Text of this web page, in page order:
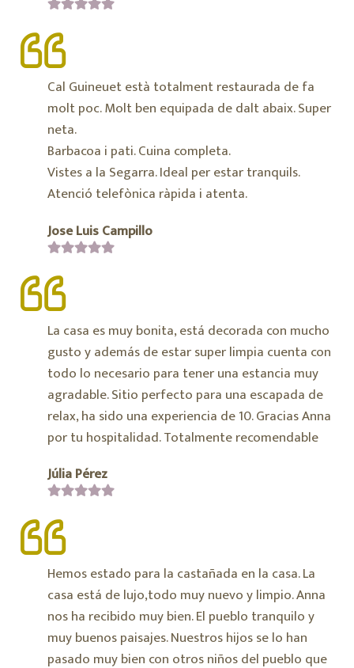
Cal Guineuet està totalment restaurada de fa
molt poc. Molt ben equipada de dalt abaix. Super
neta.
Barbacoa i pati. Cuina completa.
Vistes a la Segarra. Ideal per estar tranquils.
Atenció telefònica ràpida i atenta.
Jose Luis Campillo
La casa es muy bonita, está decorada con mucho
gusto y además de estar super limpia cuenta con
todo lo necesario para tener una estancia muy
agradable. Sitio perfecto para una escapada de
relax, ha sido una experiencia de 10. Gracias Anna
por tu hospitalidad. Totalmente recomendable
Júlia Pérez
Hemos estado para la castañada en la casa. La
casa está de lujo,todo muy nuevo y limpio. Anna
nos ha recibido muy bien. El pueblo tranquilo y
muy buenos paisajes. Nuestros hijos se lo han
pasado muy bien con otros niños del pueblo que